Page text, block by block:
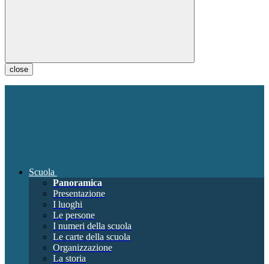
close
Scuola
Panoramica
Presentazione
I luoghi
Le persone
I numeri della scuola
Le carte della scuola
Organizzazione
La storia